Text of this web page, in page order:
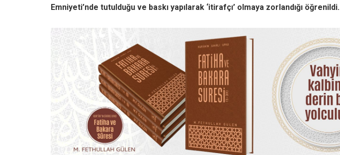
Emniyeti’nde tutulduğu ve baskı yapılarak ‘itirafçı’ olmaya zorlandığı öğrenildi.